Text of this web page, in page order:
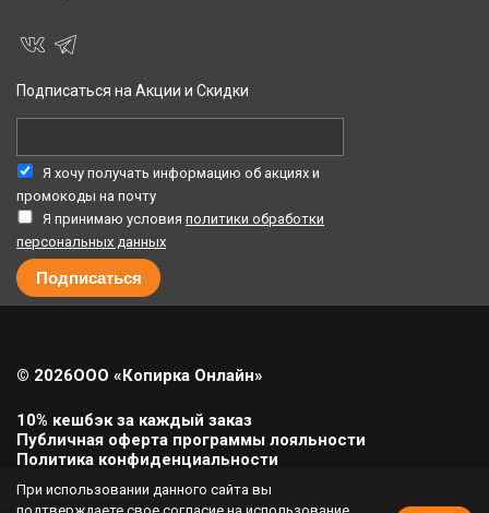
Подписаться на Акции и Скидки
Я хочу получать информацию об акциях и
промокоды на почту
Я принимаю условия политики обработки
персональных данных
© 2026ООО «Копирка Онлайн»
10% кешбэк за каждый заказ
Публичная оферта программы лояльности
Политика конфиденциальности
Урегулирование претензий
При использовании данного сайта вы